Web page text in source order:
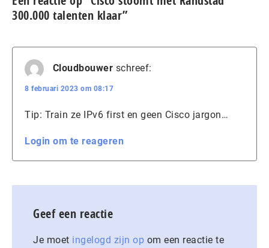
300.000 talenten klaar”
Cloudbouwer schreef:
8 februari 2023 om 08:17
Tip: Train ze IPv6 first en geen Cisco jargon…
Login om te reageren
Geef een reactie
Je moet ingelogd zijn op om een reactie te